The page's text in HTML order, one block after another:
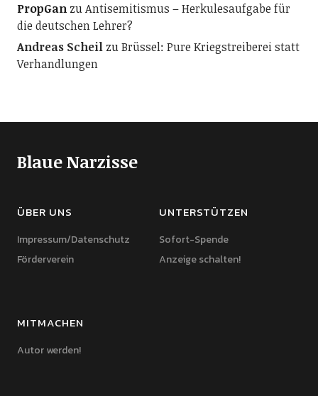
PropGanzuAntisemitismus – Herkulesaufgabe für
die deutschen Lehrer?
Andreas ScheilzuBrüssel: Pure Kriegstreiberei statt
Verhandlungen
Blaue Narzisse
ÜBER UNS
Impressum/Datenschutz
Förderverein
UNTERSTÜTZEN
Sofort-Spende
Anzeige schalten!
MITMACHEN
Autor werden!